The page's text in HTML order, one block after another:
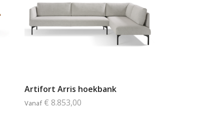
Artifort Arris hoekbank
Vanaf € 8.853,00